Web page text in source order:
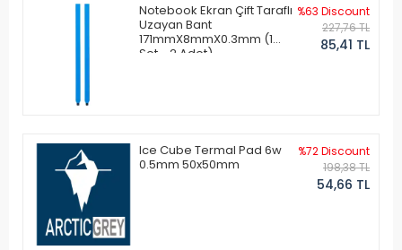
Notebook Ekran Çift Taraflı
Uzayan Bant
171mmX8mmX0.3mm (1
Set - 2 Adet)
%63 Discount
227,76 TL
85,41 TL
Ice Cube Termal Pad 6w
0.5mm 50x50mm
%72 Discount
198,38 TL
54,66 TL